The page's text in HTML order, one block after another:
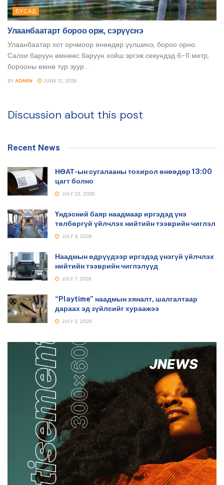
БУСАД
Улаанбаатарт бороо орж, сэрүүснэ
Улаанбаатар хот орчмоор өнөөдөр үүлшинэ, бороо орно.
Салхи баруун өмнөөс баруун хойш эргэж секундэд 6-11 метр,
борооны өмнө түр зуур...
BY ADMIN JUNE 12, 2026
Discussion about this post
Recent News
НӨАТ-ын сугалааны тохирол өнөөдөр 13:00
цагт болно
JULY 22, 2026
Үндэсний баяр наадмаар иргэдэд үнэ
төлбөргүй үйлчлэх нийтийн тээврийн чиглэл
JULY 9, 2026
Наадмын өдрүүдээр иргэдэд үнэгүй үйлчлэх
нийтийн тээврийн чиглэлүүд
JULY 7, 2026
“Playtime” наадмын хяналт, шалгалтаар
дараах эд зүйлсийг хураажээ
JULY 3, 2026